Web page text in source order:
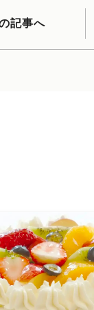
記事へ